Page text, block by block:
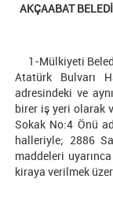
AKÇAABAT
1-Mülkiyeti
Atatürk Bulvarı
adresindeki ve
birer iş yeri olarak
Sokak No:4 Önü
halleriyle; 2886
maddeleri
kiraya verilmek